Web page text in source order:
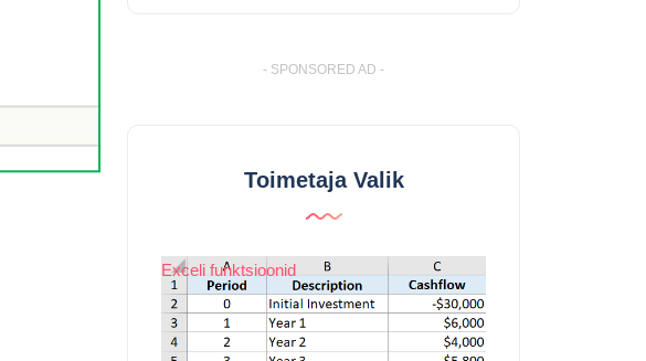
- SPONSORED AD -
Toimetaja Valik
Exceli funktsioonid